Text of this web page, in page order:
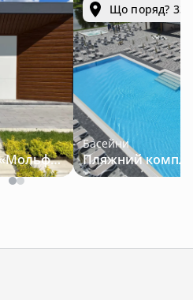
Крафтова сироварня «Мольфар»
Що поряд?
Басейни